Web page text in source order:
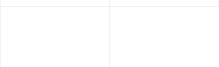
mm, 34705000. Barva chrom.
mm, 34706000. Barva chrom.